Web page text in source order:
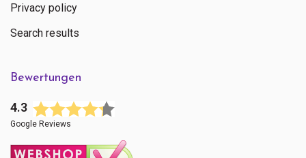
Privacy policy
Search results
Bewertungen
4.3
Google Reviews